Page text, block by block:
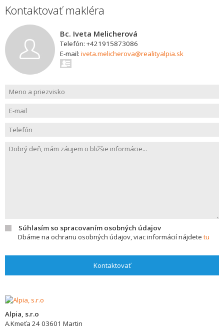
Kontaktovať makléra
Bc. Iveta Melicherová
Telefón: +421915873086
E-mail: iveta.melicherova@realityalpia.sk
Súhlasím so spracovaním osobných údajov
Dbáme na ochranu osobných údajov, viac informácií nájdete tu
Kontaktovať
Alpia, s.r.o
A.Kmeťa 2403601 Martin